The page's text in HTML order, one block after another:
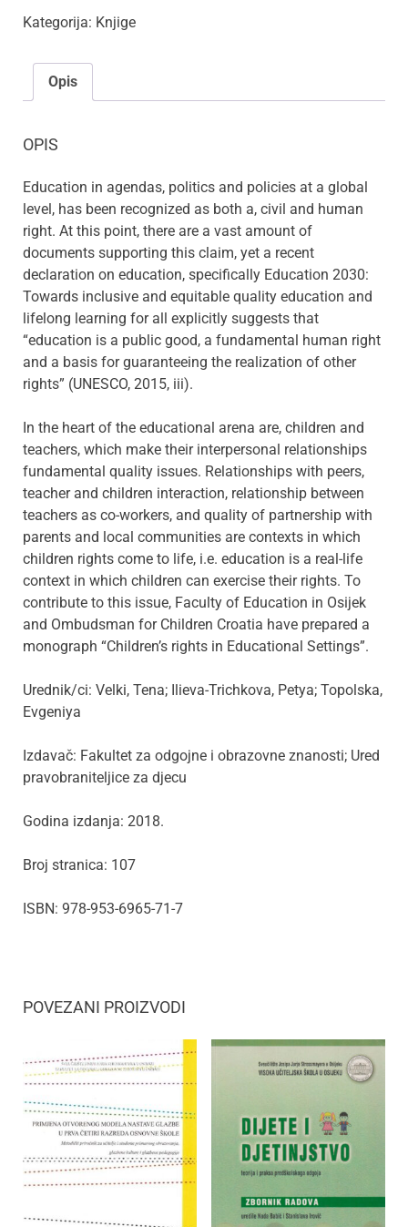
Kategorija: Knjige
Opis
OPIS
Education in agendas, politics and policies at a global
level, has been recognized as both a, civil and human
right. At this point, there are a vast amount of
documents supporting this claim, yet a recent
declaration on education, specifically Education 2030:
Towards inclusive and equitable quality education and
lifelong learning for all explicitly suggests that
“education is a public good, a fundamental human right
and a basis for guaranteeing the realization of other
rights” (UNESCO, 2015, iii).
In the heart of the educational arena are, children and
teachers, which make their interpersonal relationships
fundamental quality issues. Relationships with peers,
teacher and children interaction, relationship between
teachers as co-workers, and quality of partnership with
parents and local communities are contexts in which
children rights come to life, i.e. education is a real-life
context in which children can exercise their rights. To
contribute to this issue, Faculty of Education in Osijek
and Ombudsman for Children Croatia have prepared a
monograph “Children’s rights in Educational Settings”.
Urednik/ci: Velki, Tena; Ilieva-Trichkova, Petya; Topolska,
Evgeniya
Izdavač: Fakultet za odgojne i obrazovne znanosti; Ured
pravobraniteljice za djecu
Godina izdanja: 2018.
Broj stranica: 107
ISBN: 978-953-6965-71-7
POVEZANI PROIZVODI